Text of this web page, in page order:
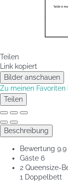
Teilen
Link kopiert
Bilder anschauen
Zu meinen
Teilen
Beschreibung
Bewertung 9.9
Gäste 6
2 Queensize-
1 Doppelbett